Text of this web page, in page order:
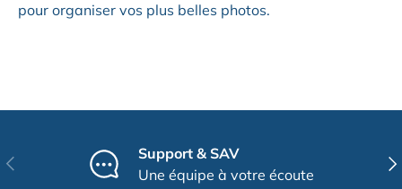
pour organiser vos plus belles photos.
Précédent
Support & SAV
Une équipe à votre écoute